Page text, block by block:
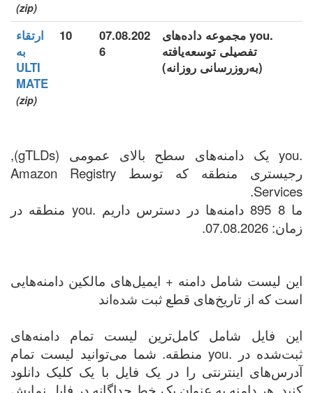
(zip)
.you مجموعه داده‌های
تفصیلی توسعه‌یافته
(به‌روزرسانی روزانه)
07.08.202
6
10
ارتقاء
به
ULTI
MATE
(zip)
.you یک دامنه‌های سطح بالای عمومی (gTLDs),
رجیستری منطقه که توسط Amazon Registry
Services.
ما 8 895 دامنه‌ها در دسترس داریم .you منطقه در
زمان: 07.08.2026.
این لیست شامل دامنه + ایمیل‌های مالکین دامنه‌هایی
است که از تاریخ‌های قطع ثبت شده‌اند
این فایل شامل کامل‌ترین لیست تمام دامنه‌های
ثبت‌شده در .you منطقه. شما می‌توانید لیست تمام
آدرس‌های اینترنتی را در یک فایل با یک کلیک دانلود